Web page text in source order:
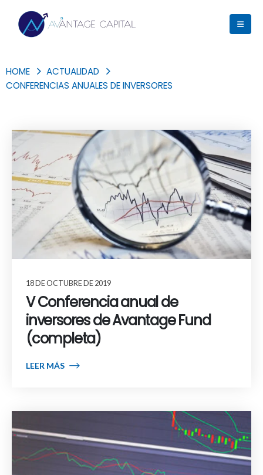
HOME
ACTUALIDAD
CONFERENCIAS ANUALES DE INVERSORES
Blog Archive
18 DE OCTUBRE DE 2019
V Conferencia anual de
inversores de Avantage Fund
(completa)
LEER MÁS